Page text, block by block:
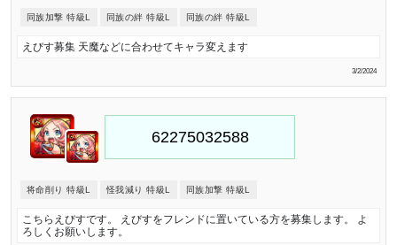
同族加撃 特級L 同族の絆 特級L 同族の絆 特級L
えびす募集 天魔などに合わせてキャラ変えます
3/2/2024
将命削り 特級L 怪我減り 特級L 同族加撃 特級L
こちらえびすです。 えびすをフレンドに置いている方を募集します。 よ
ろしくお願いします。